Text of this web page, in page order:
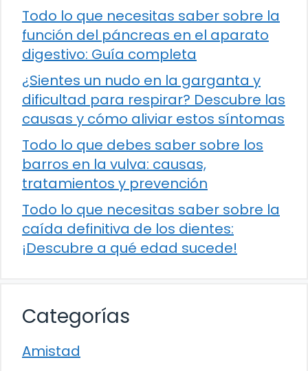
Todo lo que necesitas saber sobre la
función del páncreas en el aparato
digestivo: Guía completa
¿Sientes un nudo en la garganta y
dificultad para respirar? Descubre las
causas y cómo aliviar estos síntomas
Todo lo que debes saber sobre los
barros en la vulva: causas,
tratamientos y prevención
Todo lo que necesitas saber sobre la
caída definitiva de los dientes:
¡Descubre a qué edad sucede!
Categorías
Amistad